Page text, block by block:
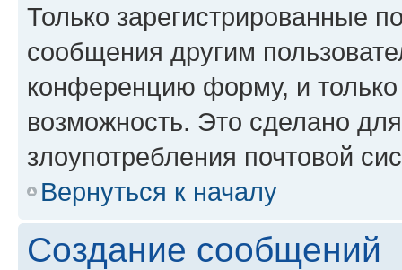
Только зарегистрированные
сообщения другим
конференцию форму, и
возможность. Это сделано
злоупотребления почтовой
Вернуться к началу
Создание сообщений